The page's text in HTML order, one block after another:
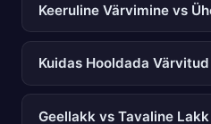
Keeruline Värvimine vs
Kuidas Hooldada
Geellakk vs Tavaline